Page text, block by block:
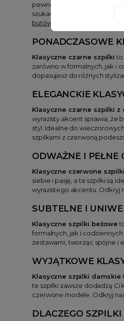
pewności siebie i klasy
szukasz subtelnych
butów damskich
PONADCZASOWE
Klasyczne czarne szpilki to
zarówno w formalnych, jak i
dopasujesz do różnych
ELEGANCKIE
Klasyczne czarne szpilki z
wyrazisty akcent sprawia, że
styl. Idealne do
szpilkami z czerwoną
ODWAŻNE I PEŁNE
Klasyczne czerwone szpilki
siebie i pasję, a te szpilki są
wyrazistego akcentu. Odkryj
SUBTELNE I
Klasyczne szpilki beżowe
formalnych, jak i
zestawami, tworząc spójne i
WYJĄTKOWE
Klasyczne szpilki damskie
te szpilki zawsze dodadzą Ci
czerwone modele. Odkryj
DLACZEGO SZPILKI